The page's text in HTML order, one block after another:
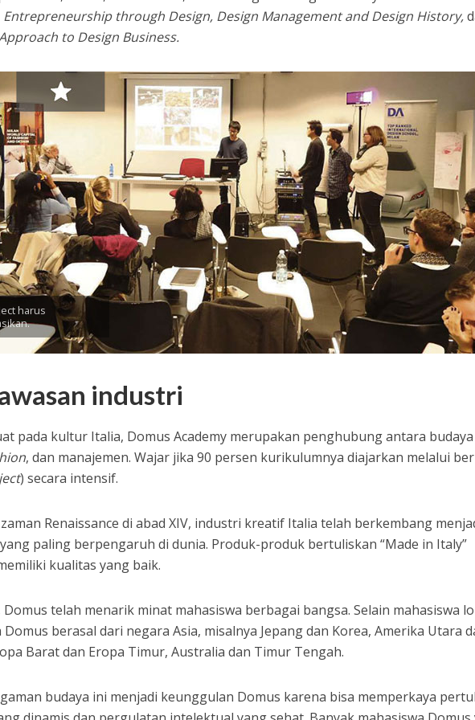
Entrepreneurship through Design, Design Management and Design History,
to Design Business.
harus
industri
pada kultur Italia, Domus Academy merupakan penghubung antara budaya
, dan manajemen. Wajar jika 90 persen kurikulumnya diajarkan melalui
) secara intensif.
Renaissance di abad XIV, industri kreatif Italia telah berkembang
paling berpengaruh di dunia. Produk-produk bertuliskan “Made in Italy”
kualitas yang baik.
Domus telah menarik minat mahasiswa berbagai bangsa. Selain mahasiswa
Domus berasal dari negara Asia, misalnya Jepang dan Korea, Amerika Utara
Barat dan Eropa Timur, Australia dan Timur Tengah.
budaya ini menjadi keunggulan Domus karena bisa memperkaya